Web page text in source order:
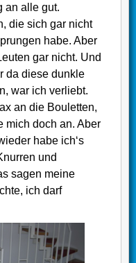
an alle gut.
die sich gar nicht
habe. Aber
gar nicht. Und
da diese dunkle
war ich verliebt.
an die Bouletten,
mich doch an. Aber
habe ich‘s
und
sagen meine
ich darf